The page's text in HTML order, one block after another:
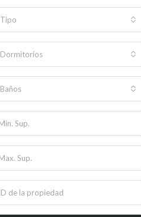
Tipo
Dormitorios
Baños